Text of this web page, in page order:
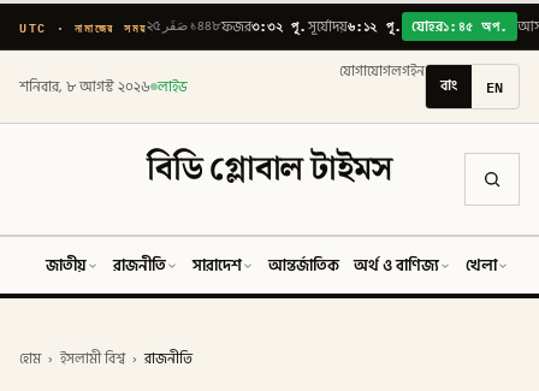
UTC · নামাজের সময় ২৫ صَفَر ১৪৪৮ফজর৩:৩২ পূ.সূর্যোদয়৬:১২ পূ. যোহর১:৪৫ অপ.
শনিবার, ৮ আগস্ট ২০২৬ লাইভ
যোগাযোগলগইন
বাং EN
বিডি গ্লোবাল টাইমস
জাতীয় রাজনীতি সারাদেশ আন্তর্জাতিক অর্থ ও বাণিজ্য খেলা
হোম › ইসলামী বিশ্ব › রাজনীতি